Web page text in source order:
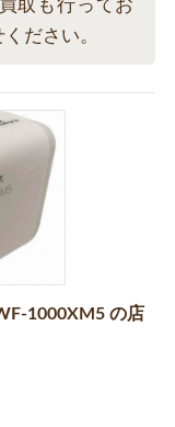
取も行ってお
ださい。
1000XM5 の店